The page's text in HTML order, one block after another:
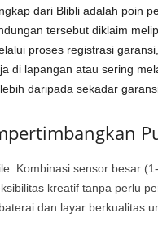
dari Blibli adalah poin
tersebut diklaim
proses registrasi
di lapangan atau sering
daripada sekadar
Kombinasi sensor besar
kreatif tanpa perlu
dan layar berkualitas